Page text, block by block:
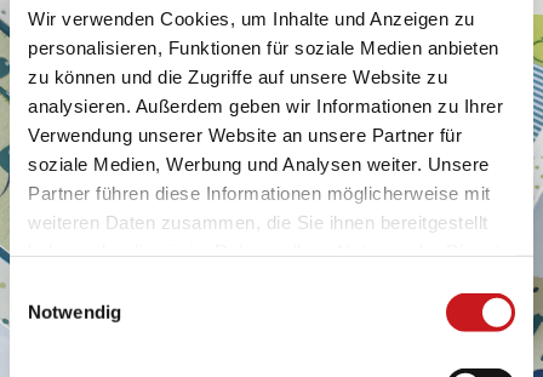
Wir verwenden Cookies, um Inhalte und Anzeigen zu
personalisieren, Funktionen für soziale Medien anbieten
zu können und die Zugriffe auf unsere Website zu
analysieren. Außerdem geben wir Informationen zu Ihrer
Verwendung unserer Website an unsere Partner für
soziale Medien, Werbung und Analysen weiter. Unsere
Partner führen diese Informationen möglicherweise mit
weiteren Daten zusammen, die Sie ihnen bereitgestellt
Datenschutzhinweisen
mehr darüber, wer wir sind, wie
personenbezogene Daten verarbeiten. Hier geht’s zum
Notwendig